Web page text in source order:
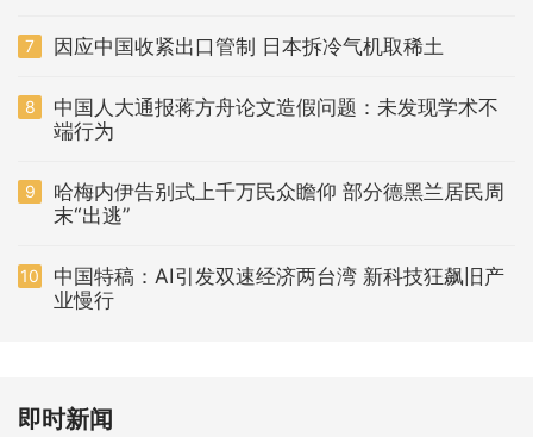
7 因应中国收紧出口管制 日本拆冷气机取稀土
8
中国人大通报蒋方舟论文造假问题：未发现学术不
端行为
9
哈梅内伊告别式上千万民众瞻仰 部分德黑兰居民周
末“出逃”
10
中国特稿：AI引发双速经济两台湾 新科技狂飙旧产
业慢行
即时新闻